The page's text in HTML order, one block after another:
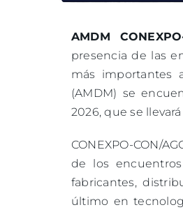
AMDM
presencia de las
más importantes
(AMDM) se
2026, que se
CONEXPO-CON/
de los
fabricantes,
último en